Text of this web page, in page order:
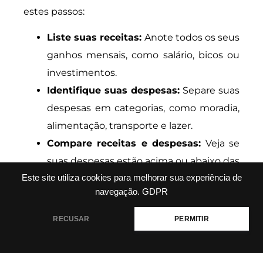
Este site utiliza cookies para melhorar sua experiência de
navegação. GDPR
RECUSAR PERMITIR
estes passos:
Liste suas receitas: Anote todos os seus
ganhos mensais, como salário, bicos ou
investimentos.
Identifique suas despesas: Separe suas
despesas em categorias, como moradia,
alimentação, transporte e lazer.
Compare receitas e despesas: Veja se
suas despesas estão acima ou abaixo das
receitas. Isso te dará uma ideia clara da
sua situação financeira.
Ajuste onde necessário:Se suas
despesas estão altas, pense em onde